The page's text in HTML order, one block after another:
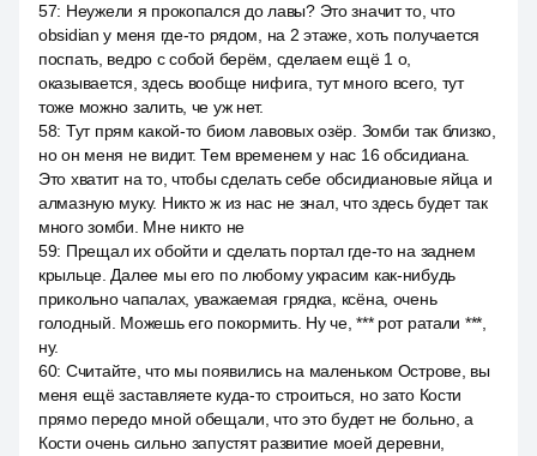
57: Неужели я прокопался до лавы? Это значит то, что
obsidian у меня где-то рядом, на 2 этаже, хоть получается
поспать, ведро с собой берём, сделаем ещё 1 о,
оказывается, здесь вообще нифига, тут много всего, тут
тоже можно залить, че уж нет.
58: Тут прям какой-то биом лавовых озёр. Зомби так близко,
но он меня не видит. Тем временем у нас 16 обсидиана.
Это хватит на то, чтобы сделать себе обсидиановые яйца и
алмазную муку. Никто ж из нас не знал, что здесь будет так
много зомби. Мне никто не
59: Прещал их обойти и сделать портал где-то на заднем
крыльце. Далее мы его по любому украсим как-нибудь
прикольно чапалах, уважаемая грядка, ксёна, очень
голодный. Можешь его покормить. Ну че, *** рот ратали ***,
ну.
60: Считайте, что мы появились на маленьком Острове, вы
меня ещё заставляете куда-то строиться, но зато Кости
прямо передо мной обещали, что это будет не больно, а
Кости очень сильно запустят развитие моей деревни,